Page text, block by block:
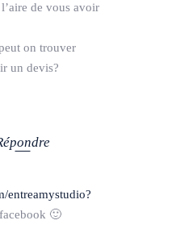
de vous avoir
on trouver
un devis?
entreamystudio?
🙂